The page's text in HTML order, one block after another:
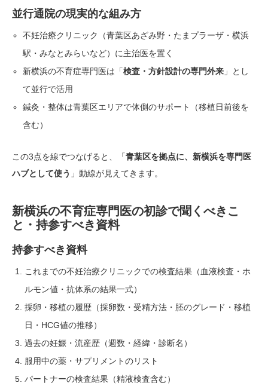
並行通院の現実的な組み方
不妊治療クリニック（青葉区あざみ野・たまプラーザ・横浜
駅・みなとみらいなど）に主治医を置く
新横浜の不育症専門医は「検査・方針設計の専門外来 」とし
て並行で活用
鍼灸・整体は青葉区エリアで体側のサポート（移植日前後を
含む）
この3点を線でつなげると、「青葉区を拠点に、新横浜を専門医
ハブとして使う 」動線が見えてきます。
新横浜の不育症専門医の初診で聞くべきこ
と・持参すべき資料
持参すべき資料
これまでの不妊治療クリニックでの検査結果（血液検査・ホ
ルモン値・抗体系の結果一式）
採卵・移植の履歴（採卵数・受精方法・胚のグレード・移植
日・HCG値の推移）
過去の妊娠・流産歴（週数・経緯・診断名）
服用中の薬・サプリメントのリスト
パートナーの検査結果（精液検査含む）